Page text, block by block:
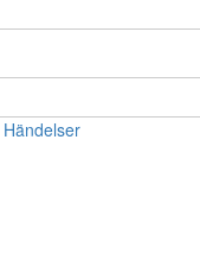
Händelser